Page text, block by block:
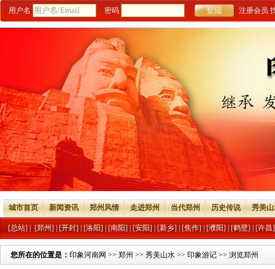
用户名 密码 注册会员
城市首页 新闻资讯 郑州风情 走进郑州 当代郑州 历史传说 秀美
[总站] [郑州] [开封] [洛阳] [南阳] [安阳] [新乡] [焦作] [濮阳] [鹤壁] [许昌]
您所在的位置是： 印象河南网 >> 郑州 >> 秀美山水 >> 印象游记 >> 浏览郑州